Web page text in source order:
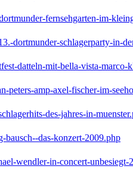
fernsehgarten-im-
dortmunder-schlagerparty-in-
datteln-mit-bella-vista-marco-
peters-amp-axel-fischer-im-
des-jahres-in-
bausch--das-konzert-2009.php
wendler-in-concert-unbesiegt-